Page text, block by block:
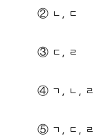
② ㄴ, ㄷ
③ ㄷ, ㄹ
④ ㄱ, ㄴ, ㄹ
⑤ ㄱ, ㄷ, ㄹ